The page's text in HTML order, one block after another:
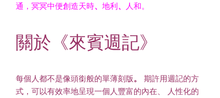
通，冥冥中便創造天時、 地利、 人和。
關於《來賓週記》
每個人都不是像頭銜般的單薄刻版。
期許用週記的方
式，可以有效率地呈現一個人豐富的內在、 人性化的